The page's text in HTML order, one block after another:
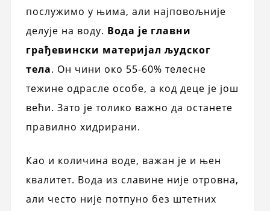
послужимо у њима, али најповољније
делује на воду. Вода је главни
грађевински материјал људског
тела. Он чини око 55-60% телесне
тежине одрасле особе, а код деце је још
већи. Зато је толико важно да останете
правилно хидрирани.
Као и количина воде, важан је и њен
квалитет. Вода из славине није отровна,
али често није потпуно без штетних